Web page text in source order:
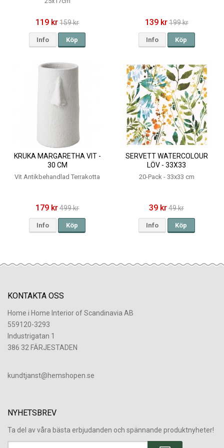
119 kr 159 kr
Info Köp
139 kr199 kr
Info Köp
KRUKA MARGARETHA VIT -
30 CM
Vit Antikbehandlad Terrakotta
179 kr 499 kr
Info Köp
SERVETT WATERCOLOUR
LÖV - 33X33
20-Pack - 33x33 cm
39 kr49 kr
Info Köp
KONTAKTA OSS
Home i Home Interior of Scandinavia AB
559120-3293
Industrigatan 1
386 32 FÄRJESTADEN
​kundtjanst@hemshopen.se
NYHETSBREV
Ta del av våra bästa erbjudanden och spännande produktnyheter!